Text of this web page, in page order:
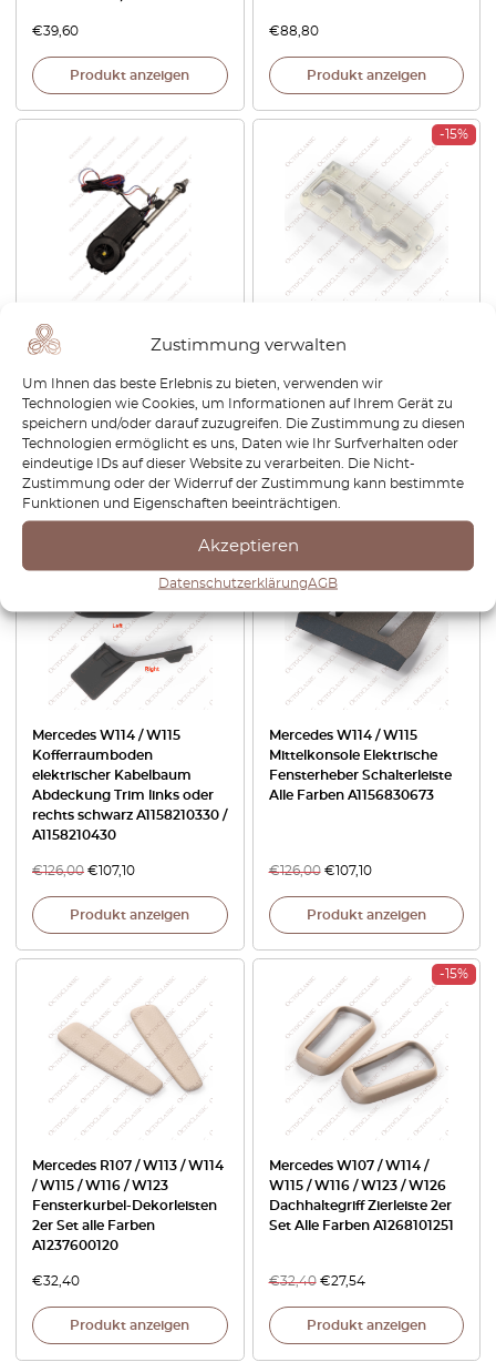
Zustimmung verwalten
Um Ihnen das beste Erlebnis zu bieten, verwenden wir
Technologien wie Cookies, um Informationen auf Ihrem Gerät zu
speichern und/oder darauf zuzugreifen. Die Zustimmung zu diesen
Technologien ermöglicht es uns, Daten wie Ihr Surfverhalten oder
eindeutige IDs auf dieser Website zu verarbeiten. Die Nicht-
Zustimmung oder der Widerruf der Zustimmung kann bestimmte
Funktionen und Eigenschaften beeinträchtigen.
Akzeptieren
DatenschutzerklärungAGB
€39,60
Produkt anzeigen
€88,80
Produkt anzeigen
Mercedes R107 / R129 / W108
/ W110 / W113 / W115 / W116 /
Elektrische Autoantenne
A1248201775 / A1248200175
€100,80
Produkt anzeigen
-15%
W115 / W116 / W123
Einlage P-Oberteil Klar
A0002600972
€114,00 € 96,90
Produkt anzeigen
-15%
Mercedes W114 / W115
Kofferraumboden
elektrischer Kabelbaum
Abdeckung Trim links oder
rechts schwarz A1158210330 /
A1158210430
€126,00 €107,10
Produkt anzeigen
Mercedes W114 / W115
Mittelkonsole Elektrische
Fensterheber Schalterleiste
Alle Farben A1156830673
€126,00 €107,10
Produkt anzeigen
Mercedes R107 / W113 / W114
/ W115 / W116 / W123
Fensterkurbel-Dekorleisten
2er Set alle Farben
A1237600120
€32,40
Produkt anzeigen
-15%
Mercedes W107 / W114 /
W115 / W116 / W123 / W126
Dachhaltegriff Zierleiste 2er
Set Alle Farben A1268101251
€32,40 €27,54
Produkt anzeigen